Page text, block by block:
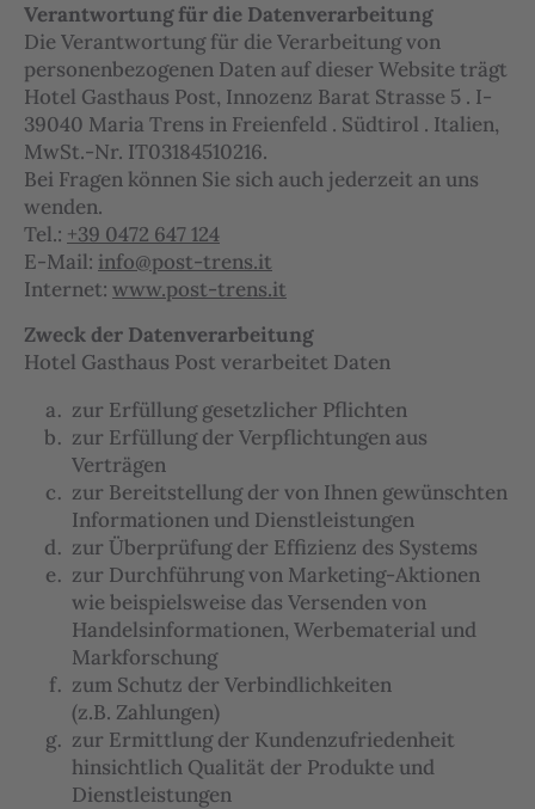
Verantwortung für die Datenverarbeitung
Die Verantwortung für die Verarbeitung von
personenbezogenen Daten auf dieser Website trägt
Hotel Gasthaus Post, Innozenz Barat Strasse 5 . I-
39040 Maria Trens in Freienfeld . Südtirol . Italien,
MwSt.-Nr. IT03184510216.
Bei Fragen können Sie sich auch jederzeit an uns
wenden.
Tel.: +39 0472 647 124
E-Mail: info@post-trens.it
Internet: www.post-trens.it
Zweck der Datenverarbeitung
Hotel Gasthaus Post verarbeitet Daten
zur Erfüllung gesetzlicher Pflichten
zur Erfüllung der Verpflichtungen aus
Verträgen
zur Bereitstellung der von Ihnen gewünschten
Informationen und Dienstleistungen
zur Überprüfung der Effizienz des Systems
zur Durchführung von Marketing-Aktionen
wie beispielsweise das Versenden von
Handelsinformationen, Werbematerial und
Markforschung
zum Schutz der Verbindlichkeiten
(z.B. Zahlungen)
zur Ermittlung der Kundenzufriedenheit
hinsichtlich Qualität der Produkte und
Dienstleistungen